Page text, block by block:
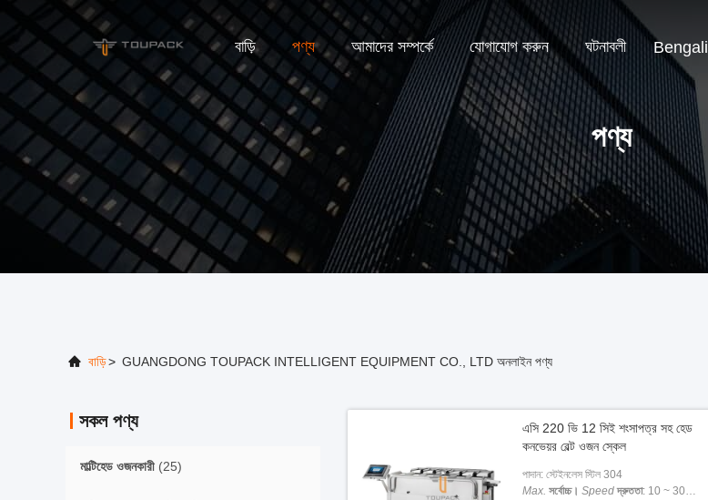
বাড়ি পণ্য আমাদের সম্পর্কে যোগাযোগ করুন ঘটনাবলী Bengali
পণ্য
বাড়ি> GUANGDONG TOUPACK INTELLIGENT EQUIPMENT CO., LTD অনলাইন পণ্য
সকল পণ্য
মাল্টিহেড ওজনকারী (25)
এসি 220 ভি 12 সিই শংসাপত্র সহ হেড
কনভেয়র বেল্ট ওজন স্কেল
পাদান: স্টেইনলেস স্টিল 304
Max. সর্বোচ্চ। Speed দ্রুততা: 10 ~ 30